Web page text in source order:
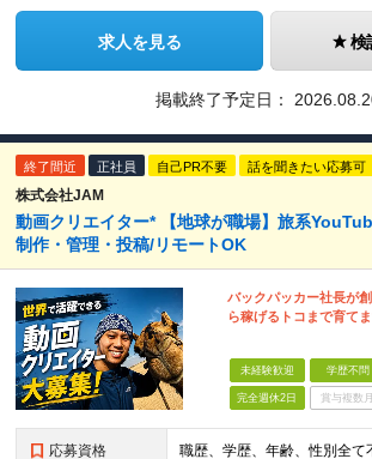
求人を見る 検
掲載終了予定日：
終了間近 正社員 自己PR不要 話を聞きたい応募可
株式会社JAM
動画クリエイター* 【地球が職場】旅系
制作・管理・投稿/リモートOK
バックパッカー社長が
ら稼げるトコまで育て
未経験歓迎 学歴不問
完全週休2日 賞与複数月
応募資格